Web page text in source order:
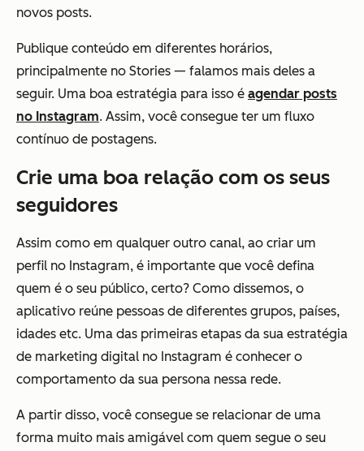
novos posts.
Publique conteúdo em diferentes horários,
principalmente no Stories — falamos mais deles a
seguir. Uma boa estratégia para isso é agendar posts
no Instagram. Assim, você consegue ter um fluxo
contínuo de postagens.
Crie uma boa relação com os seus
seguidores
Assim como em qualquer outro canal, ao criar um
perfil no Instagram, é importante que você defina
quem é o seu público, certo? Como dissemos, o
aplicativo reúne pessoas de diferentes grupos, países,
idades etc. Uma das primeiras etapas da sua estratégia
de marketing digital no Instagram é conhecer o
comportamento da sua persona nessa rede.
A partir disso, você consegue se relacionar de uma
forma muito mais amigável com quem segue o seu